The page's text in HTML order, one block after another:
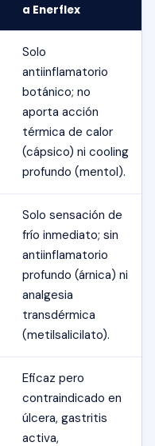
a Enerflex
Solo
antiinflamatorio
botánico; no
aporta acción
térmica de calor
(cápsico) ni cooling
profundo (mentol).
Solo sensación de
frío inmediato; sin
antiinflamatorio
profundo (árnica) ni
analgesia
transdérmica
(metilsalicilato).
Eficaz pero
contraindicado en
úlcera, gastritis
activa,